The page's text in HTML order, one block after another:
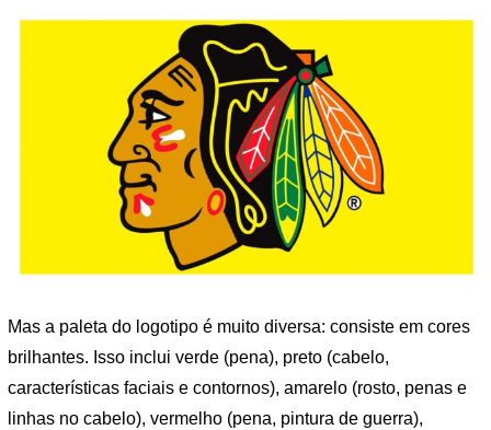
Mas a paleta do logotipo é muito diversa: consiste em cores
brilhantes. Isso inclui verde (pena), preto (cabelo,
características faciais e contornos), amarelo (rosto, penas e
linhas no cabelo), vermelho (pena, pintura de guerra),